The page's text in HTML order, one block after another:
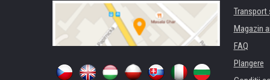
Transport
Magazin
FAQ
Plangere